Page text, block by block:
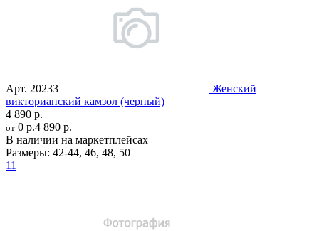
Арт. 20233
Женский
викторианский камзол (черный)
4 890 р.
от 0 р.4 890 р.
В наличии на маркетплейсах
Размеры: 42-44, 46, 48, 50
11